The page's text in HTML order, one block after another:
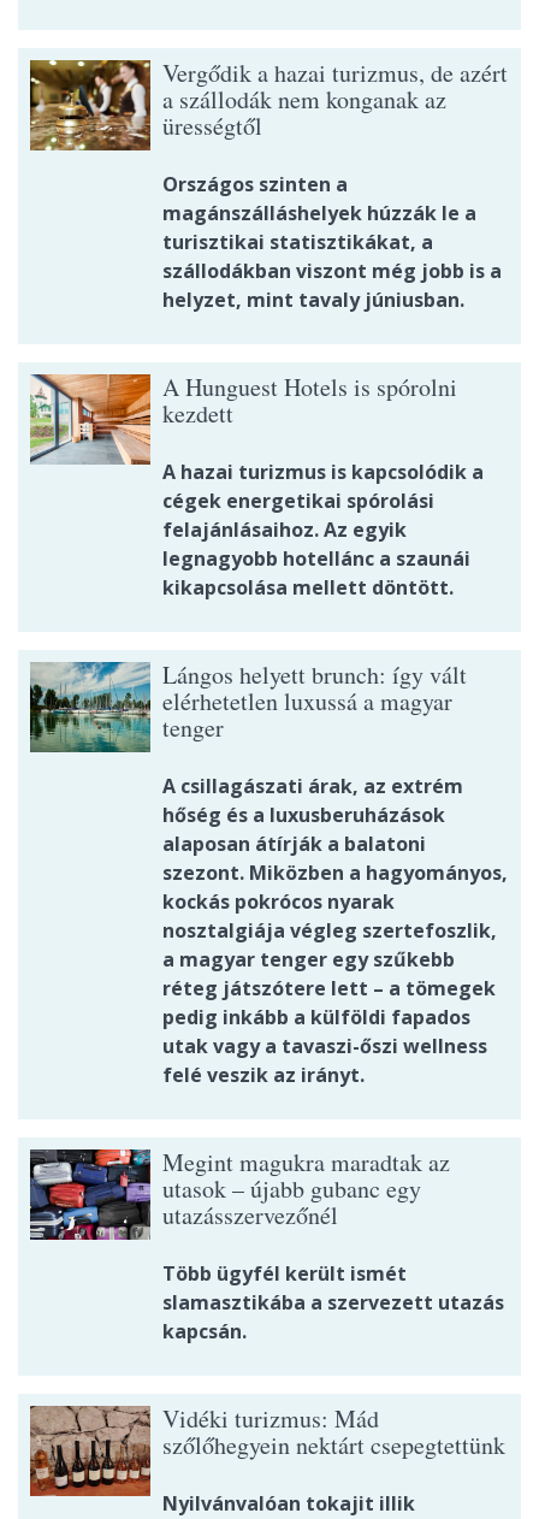
Vergődik a hazai turizmus, de azért
a szállodák nem konganak az
ürességtől
Országos szinten a
magánszálláshelyek húzzák le a
turisztikai statisztikákat, a
szállodákban viszont még jobb is a
helyzet, mint tavaly júniusban.
A Hunguest Hotels is spórolni
kezdett
A hazai turizmus is kapcsolódik a
cégek energetikai spórolási
felajánlásaihoz. Az egyik
legnagyobb hotellánc a szaunái
kikapcsolása mellett döntött.
Lángos helyett brunch: így vált
elérhetetlen luxussá a magyar
tenger
A csillagászati árak, az extrém
hőség és a luxusberuházások
alaposan átírják a balatoni
szezont. Miközben a hagyományos,
kockás pokrócos nyarak
nosztalgiája végleg szertefoszlik,
a magyar tenger egy szűkebb
réteg játszótere lett – a tömegek
pedig inkább a külföldi fapados
utak vagy a tavaszi-őszi wellness
felé veszik az irányt.
Megint magukra maradtak az
utasok – újabb gubanc egy
utazásszervezőnél
Több ügyfél került ismét
slamasztikába a szervezett utazás
kapcsán.
Vidéki turizmus: Mád
szőlőhegyein nektárt csepegtettünk
Nyilvánvalóan tokajit illik